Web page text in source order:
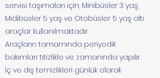
servisi taşımaları için; Minibüsler 3 yaş,
Midibüsler 5 yaş ve Otobüsler 5 yaş altı
araçlar kullanılmaktadır.
Araçların tamamında periyodik
bakımları titizlikle ve zamanında yapılır.
İç ve dış temizlikleri günlük olarak